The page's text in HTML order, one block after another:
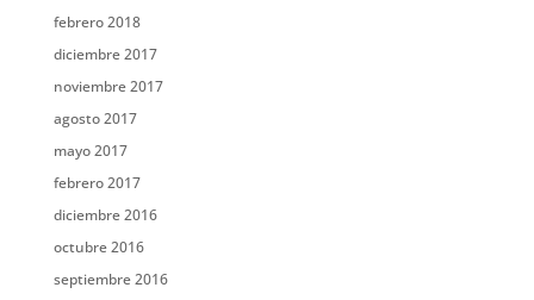
febrero 2018
diciembre 2017
noviembre 2017
agosto 2017
mayo 2017
febrero 2017
diciembre 2016
octubre 2016
septiembre 2016